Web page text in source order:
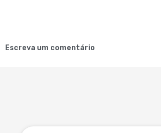
Escreva um comentário